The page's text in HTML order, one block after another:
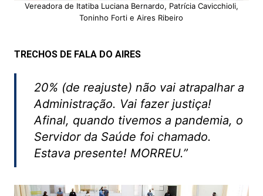
Vereadora de Itatiba Luciana Bernardo, Patrícia Cavicchioli,
Toninho Forti e Aires Ribeiro
TRECHOS DE FALA DO AIRES
20% (de reajuste) não vai atrapalhar a
Administração. Vai fazer justiça!
Afinal, quando tivemos a pandemia, o
Servidor da Saúde foi chamado.
Estava presente! MORREU.”